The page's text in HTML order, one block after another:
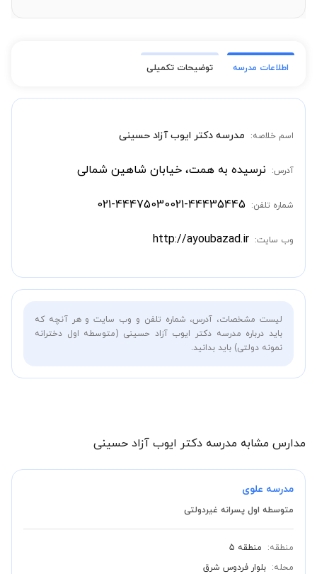
اطلاعات مدرسه توضیحات تکمیلی
اسم خلاصه: مدرسه دکتر ایوب آزاد حسینی
آدرس: نرسیده به همت، خیابان شاهین شمالی
شماره تلفن: 021-44435445
021-44475030
وب سایت: http://ayoubazad.ir
لیست مشخصات، آدرس، شماره تلفن و وب سایت و هر آنچه که
باید درباره مدرسه دکتر ایوب آزاد حسینی (متوسطه اول دخترانه
نمونه دولتی) باید بدانید.
مدارس مشابه مدرسه دکتر ایوب آزاد حسینی
مدرسه علوی
متوسطه اول پسرانه غیردولتی
منطقه:
منطقه 5
محله: بلوار فردوس شرق